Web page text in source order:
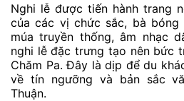
Nghi lễ được tiến hành trang
của các vị chức sắc, bà bóng
múa truyền thống, âm nhạc
nghi lễ đặc trưng tạo nên bức
Chăm Pa. Đây là dịp để du
về tín ngưỡng và bản sắc
Thuận.